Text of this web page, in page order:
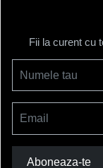
Fii la curent cu
Numele tau
Email
Aboneaza-te